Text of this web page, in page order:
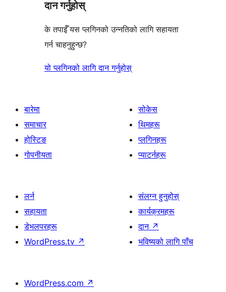
दान गर्नुहोस्
के तपाईँ यस प्लगिनको उन्नतिको लागि सहायता
गर्न चाहनुहुन्छ?
यो प्लगिनको लागि दान गर्नुहोस्
बारेमा
समाचार
होस्टिङ
गोपनीयता
सोकेस
थिमहरू
प्लगिनहरू
प्याटर्नहरू
लर्न
सहायता
डेभलपरहरू
WordPress.tv ↗
संलग्न हुनुहोस्
कार्यक्रमहरू
दान ↗
भविष्यको लागि पाँच
WordPress.com ↗